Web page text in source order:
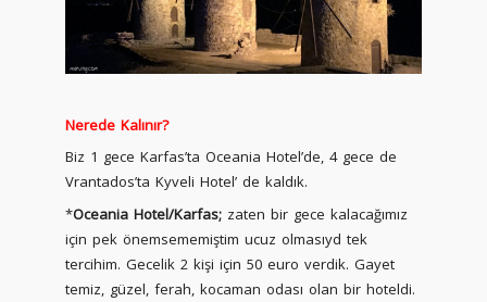
Nerede Kalınır?
Biz 1 gece Karfas’ta Oceania Hotel’de, 4 gece de
Vrantados’ta Kyveli Hotel’ de kaldık.
*Oceania Hotel/Karfas; zaten bir gece kalacağımız
için pek önemsememiştim ucuz olmasıyd tek
tercihim. Gecelik 2 kişi için 50 euro verdik. Gayet
temiz, güzel, ferah, kocaman odası olan bir hoteldi.